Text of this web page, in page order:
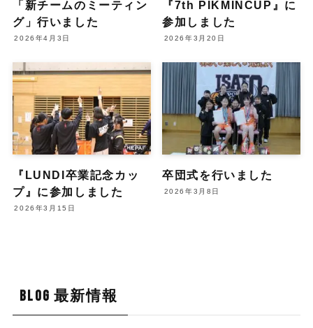
「新チームのミーティン
グ」行いました
2026年4月3日
『7th PIKMINCUP』に
参加しました
2026年3月20日
『LUNDI卒業記念カッ
プ』に参加しました
2026年3月15日
卒団式を行いました
2026年3月8日
BLOG 最新情報